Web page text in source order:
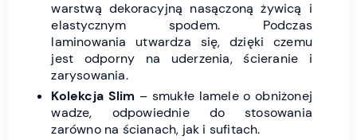
warstwą dekoracyjną nasączoną żywicą i
elastycznym spodem. Podczas
laminowania utwardza się, dzięki czemu
jest odporny na uderzenia, ścieranie i
zarysowania.
Kolekcja Slim – smukłe lamele o obniżonej
wadze, odpowiednie do stosowania
zarówno na ścianach, jak i sufitach.